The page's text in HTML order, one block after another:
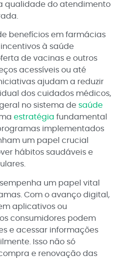
qualidade do atendimento
benefícios em farmácias
à saúde
de vacinas e outros
acessíveis ou até
ajudam a reduzir
dos cuidados médicos,
no sistema de saúde
estratégia fundamental
implementados
um papel crucial
hábitos saudáveis e
um papel vital
Com o avanço digital,
aplicativos ou
consumidores podem
e acessar informações
Isso não só
e renovação das